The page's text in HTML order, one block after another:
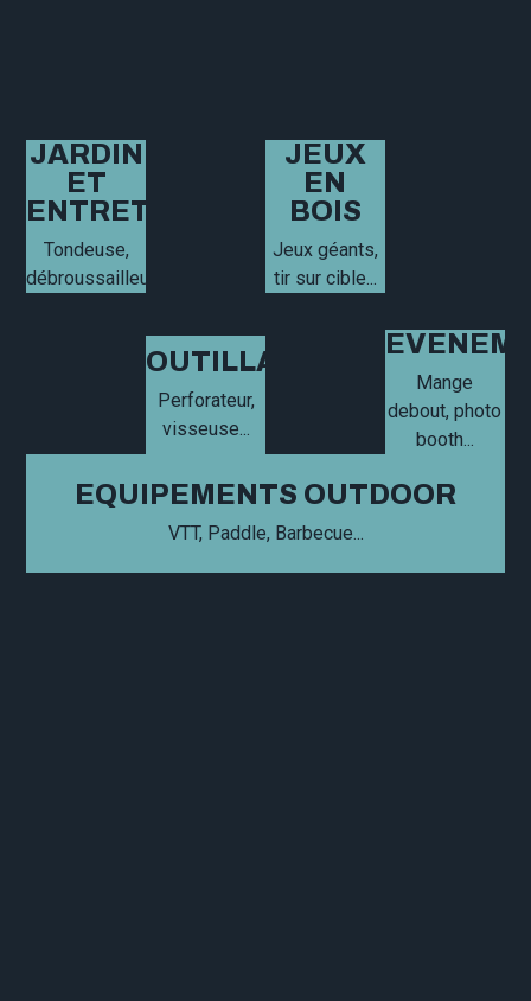
JARDIN
ET
ENTRETIEN
Tondeuse,
débroussailleuse...
OUTILLAGE
Perforateur,
visseuse...
JEUX
EN
BOIS
Jeux géants,
tir sur cible...
Mange
debout, photo
booth...
EQUIPEMENTS OUTDOOR
VTT, Paddle, Barbecue...